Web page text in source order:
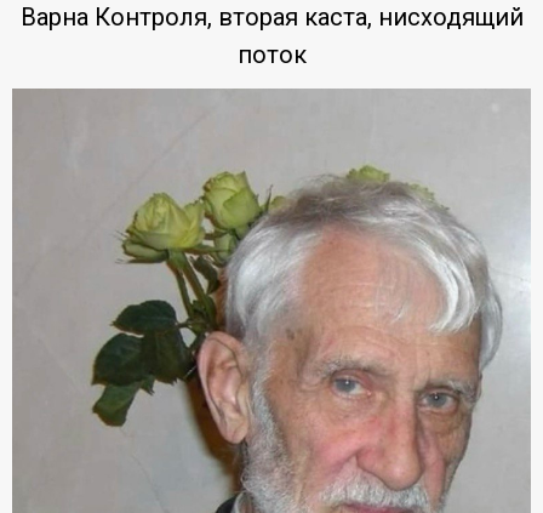
Варна Контроля, вторая каста, нисходящий
поток